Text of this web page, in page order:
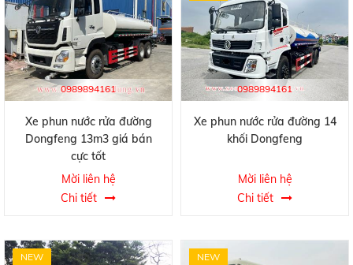
0989894161
Xe phun nước rửa đường
Dongfeng 13m3 giá bán
cực tốt
Mời liên hệ
Chi tiết
0989894161
Xe phun nước rửa đường 14
khối Dongfeng
Mời liên hệ
Chi tiết
NEW NEW